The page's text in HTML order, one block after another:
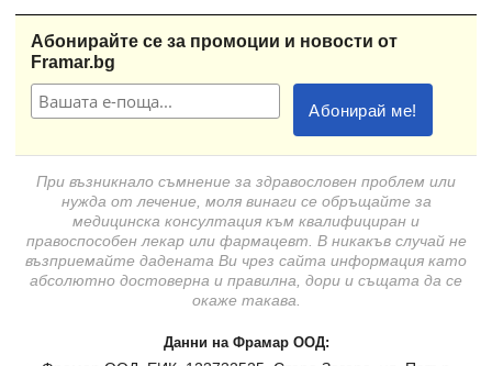
Абонирайте се за промоции и новости от
Framar.bg
При възникнало съмнение за здравословен проблем или
нужда от лечение, моля винаги се обръщайте за
медицинска консултация към квалифициран и
правоспособен лекар или фармацевт. В никакъв случай не
възприемайте дадената Ви чрез сайта информация като
абсолютно достоверна и правилна, дори и същата да се
окаже такава.
Данни на Фрамар ООД: